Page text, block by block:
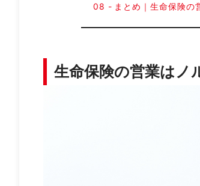
まとめ｜生命保険の
生命保険の営業はノ